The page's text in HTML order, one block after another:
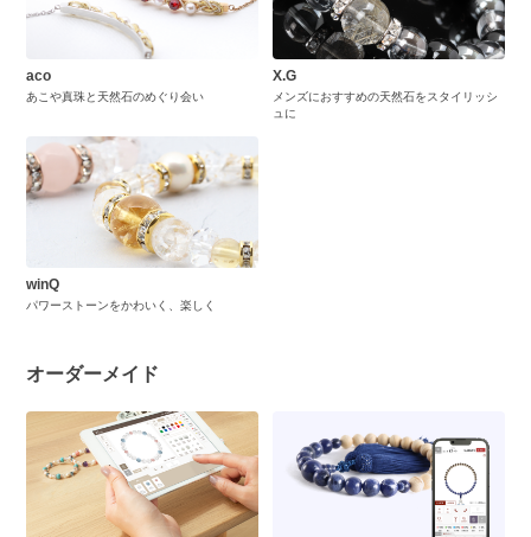
aco
あこや真珠と天然石のめぐり会い
X.G
メンズにおすすめの天然石をスタイリッシ
ュに
winQ
パワーストーンをかわいく、楽しく
オーダーメイド